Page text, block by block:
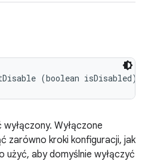
(boolean isDisabled)
Wyłączone
zarówno kroki konfiguracji, jak
użyć, aby domyślnie wyłączyć